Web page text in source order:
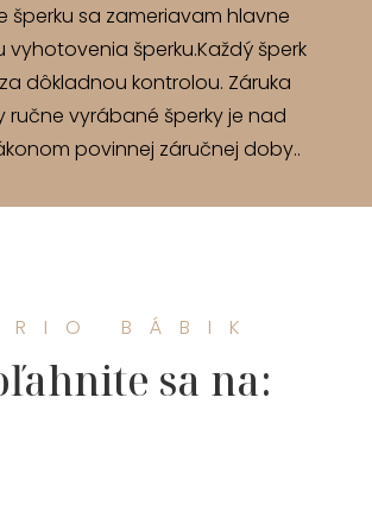
šperku sa zameriavam hlavne
vyhotovenia šperku.Každý šperk
dôkladnou kontrolou. Záruka
ručne vyrábané šperky je nad
povinnej záručnej doby..
BÁBIK
sa na: